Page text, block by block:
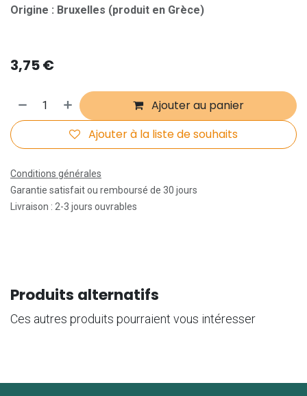
Origine : Bruxelles (produit en Grèce)
3,75€
Ajouter au panier
Ajouter à la liste de souhaits
Conditions générales
Garantie satisfait ou remboursé de 30 jours
Livraison : 2-3 jours ouvrables
Produits alternatifs
Ces autres produits pourraient vous intéresser